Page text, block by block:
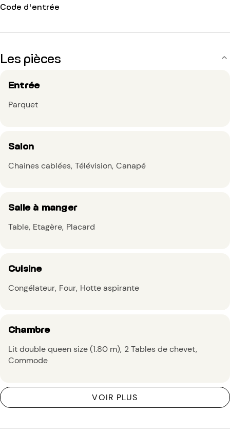
Code d'entrée
Les pièces
Entrée
Parquet
Salon
Chaines cablées Télévision Canapé
Salle à manger
Table Etagère Placard
Cuisine
Congélateur Four Hotte aspirante
Chambre
Lit double queen size (1.80 m) 2 Tables de chevet
Commode
VOIR PLUS